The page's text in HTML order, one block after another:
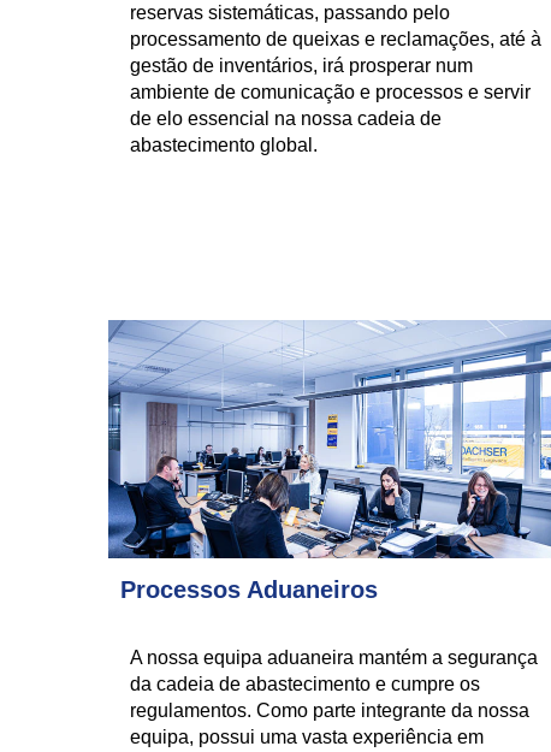
reservas sistemáticas, passando pelo
processamento de queixas e reclamações, até à
gestão de inventários, irá prosperar num
ambiente de comunicação e processos e servir
de elo essencial na nossa cadeia de
abastecimento global.
Processos Aduaneiros
A nossa equipa aduaneira mantém a segurança
da cadeia de abastecimento e cumpre os
regulamentos. Como parte integrante da nossa
equipa, possui uma vasta experiência em